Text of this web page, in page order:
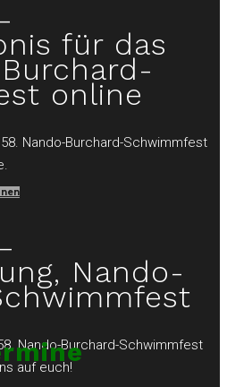
für das
online
Nando-Burchard-Schwimmfest
Nando-
Nando-Burchard-Schwimmfest
auf euch!